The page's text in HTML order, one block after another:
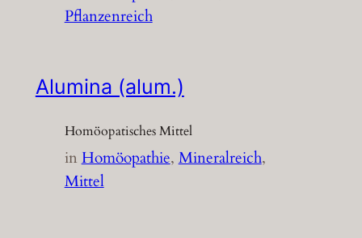
Pflanzenreich
Alumina (alum.)
Homöopatisches Mittel
inHomöopathie, Mineralreich
Mittel